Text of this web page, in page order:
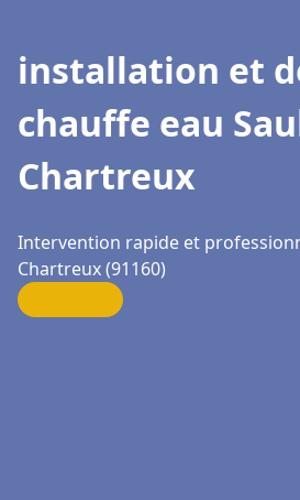
installation et
chauffe eau
Chartreux
Intervention rapide et
Chartreux (91160)